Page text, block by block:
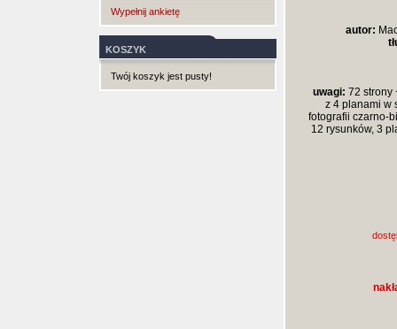
Wypełnij ankietę
KOSZYK
Twój koszyk jest pusty!
autor:
uwagi: 72 strony
z 4 planami w
fotografii czarno-
12 rysunków, 3